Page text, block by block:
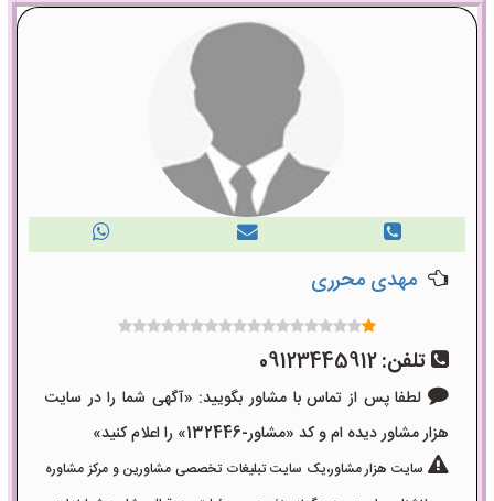
مهدی محرری
تلفن:09123445912
لطفا پس از تماس با مشاور بگویید: «آگهی شما را در سایت
هزار مشاور دیده ام و کد «مشاور-132446» را اعلام کنید»
سایت هزار مشاور،یک سایت تبلیغات تخصصی مشاورین و مرکز مشاوره